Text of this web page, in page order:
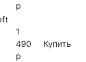
р
1
490
р
Купить